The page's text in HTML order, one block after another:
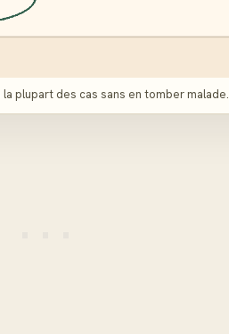
plupart des cas sans en tomber malade.